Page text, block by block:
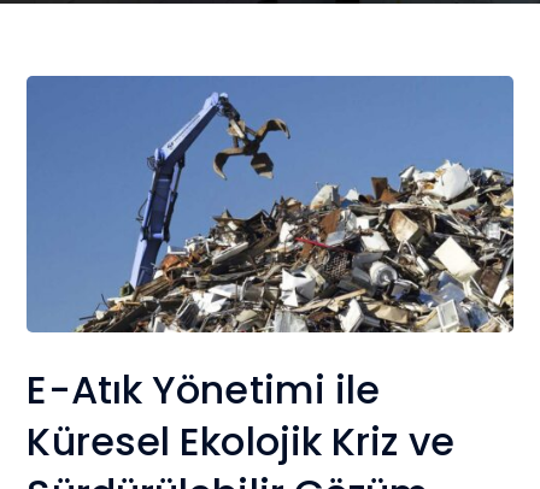
E-Atık Yönetimi ile
Küresel Ekolojik Kriz ve